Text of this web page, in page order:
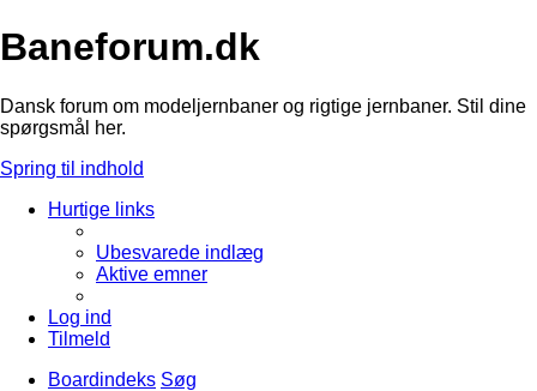
Baneforum.dk
Dansk forum om modeljernbaner og rigtige jernbaner. Stil dine
spørgsmål her.
Spring til indhold
Hurtige links
Ubesvarede indlæg
Aktive emner
Log ind
Tilmeld
Boardindeks Søg